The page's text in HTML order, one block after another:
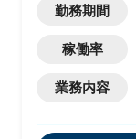
勤務期間
稼働率
業務内容